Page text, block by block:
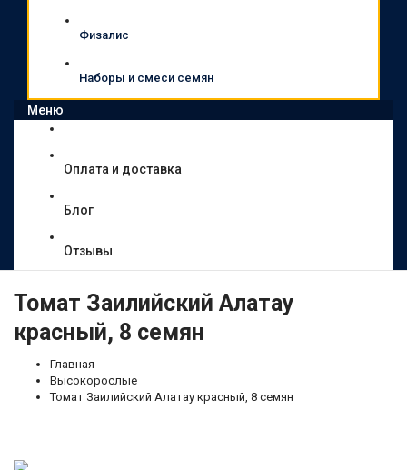
Физалис
Наборы и смеси семян
Меню
Оплата и доставка
Блог
Отзывы
Томат Заилийский Алатау
красный, 8 семян
Главная
Высокорослые
Томат Заилийский Алатау красный, 8 семян